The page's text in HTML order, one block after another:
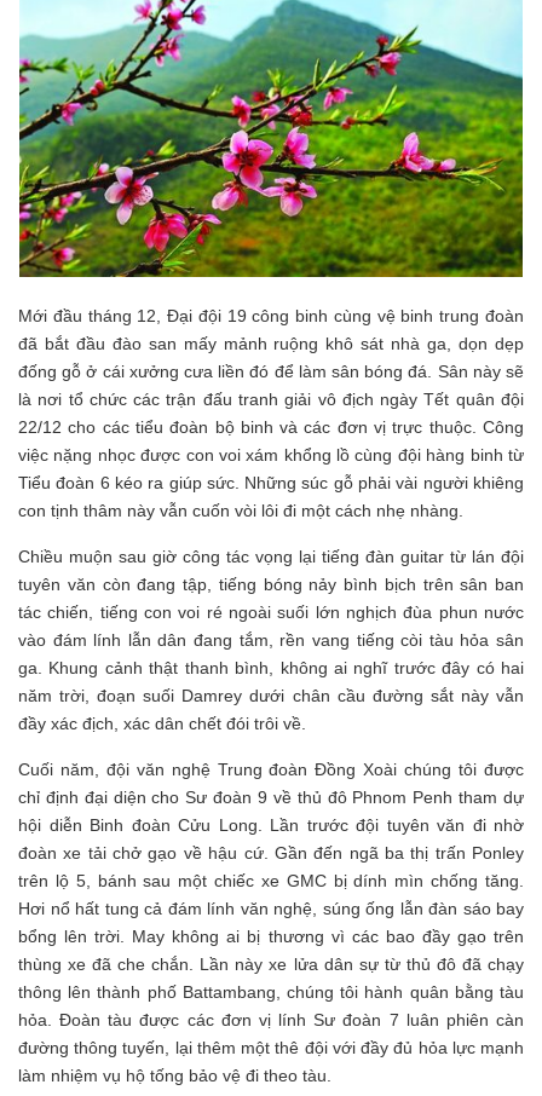
Mới đầu tháng 12, Đại đội 19 công binh cùng vệ binh trung đoàn
đã bắt đầu đào san mấy mảnh ruộng khô sát nhà ga, dọn dẹp
đống gỗ ở cái xưởng cưa liền đó để làm sân bóng đá. Sân này sẽ
là nơi tổ chức các trận đấu tranh giải vô địch ngày Tết quân đội
22/12 cho các tiểu đoàn bộ binh và các đơn vị trực thuộc. Công
việc nặng nhọc được con voi xám khổng lồ cùng đội hàng binh từ
Tiểu đoàn 6 kéo ra giúp sức. Những súc gỗ phải vài người khiêng
con tịnh thâm này vẫn cuốn vòi lôi đi một cách nhẹ nhàng.
Chiều muộn sau giờ công tác vọng lại tiếng đàn guitar từ lán đội
tuyên văn còn đang tập, tiếng bóng nảy bình bịch trên sân ban
tác chiến, tiếng con voi ré ngoài suối lớn nghịch đùa phun nước
vào đám lính lẫn dân đang tắm, rền vang tiếng còi tàu hỏa sân
ga. Khung cảnh thật thanh bình, không ai nghĩ trước đây có hai
năm trời, đoạn suối Damrey dưới chân cầu đường sắt này vẫn
đầy xác địch, xác dân chết đói trôi về.
Cuối năm, đội văn nghệ Trung đoàn Đồng Xoài chúng tôi được
chỉ định đại diện cho Sư đoàn 9 về thủ đô Phnom Penh tham dự
hội diễn Binh đoàn Cửu Long. Lần trước đội tuyên văn đi nhờ
đoàn xe tải chở gạo về hậu cứ. Gần đến ngã ba thị trấn Ponley
trên lộ 5, bánh sau một chiếc xe GMC bị dính mìn chống tăng.
Hơi nổ hất tung cả đám lính văn nghệ, súng ống lẫn đàn sáo bay
bổng lên trời. May không ai bị thương vì các bao đầy gạo trên
thùng xe đã che chắn. Lần này xe lửa dân sự từ thủ đô đã chạy
thông lên thành phố Battambang, chúng tôi hành quân bằng tàu
hỏa. Đoàn tàu được các đơn vị lính Sư đoàn 7 luân phiên càn
đường thông tuyến, lại thêm một thê đội với đầy đủ hỏa lực mạnh
làm nhiệm vụ hộ tống bảo vệ đi theo tàu.